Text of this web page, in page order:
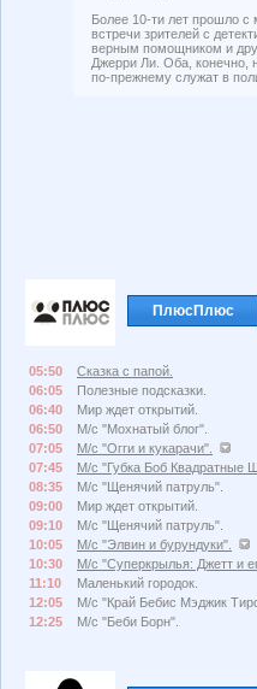
Более 10-ти лет прошло с
встречи зрителей с
верным помощником и
Джерри Ли. Оба, конечно,
по-прежнему служат в
ПлюсПлюс
05:50
Сказка с папой.
06:05
Полезные подсказки.
06:40
Мир ждет открытий.
06:50
М/с "Мохнатый блог".
07:05
М/с "Огги и кукарачи".
07:45
М/с "Губка Боб Квадратные
08:35
М/с "Щенячий патруль".
09:00
Мир ждет открытий.
09:10
М/с "Щенячий патруль".
10:05
М/с "Элвин и бурундуки".
10:30
М/с "Суперкрылья: Джетт и
11:10
Маленький городок.
12:05
М/с "Край Бебис Мэджик
12:25
М/с "Беби Борн".